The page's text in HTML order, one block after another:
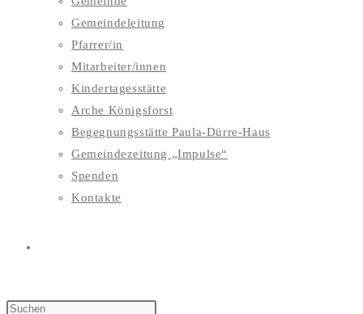
Gemeindeleitung
Pfarrer/in
Mitarbeiter/innen
Kindertagesstätte
Arche Königsforst
Begegnungsstätte Paula-Dürre-Haus
Gemeindezeitung „Impulse“
Spenden
Kontakte